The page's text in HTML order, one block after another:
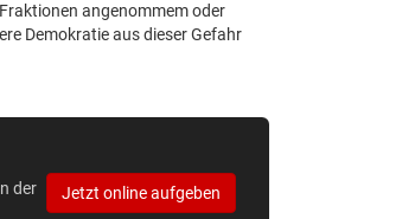
angenommem oder
Demokratie aus dieser Gefahr
der
Jetzt online aufgeben